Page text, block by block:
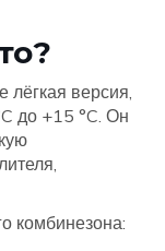
лёгкая версия,
до +15 °C. Он
комбинезона: